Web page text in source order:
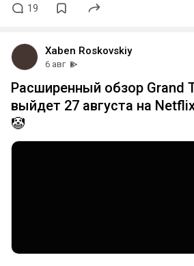
19
Xaben Roskovskiy
6 авг
Расширенный обзор Grand
выйдет 27 августа на
🤡